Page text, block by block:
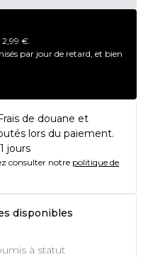
€.
par jour de retard, et bien
de douane et
lors du paiement.
jours
consulter notre politique de
disponibles
à statut